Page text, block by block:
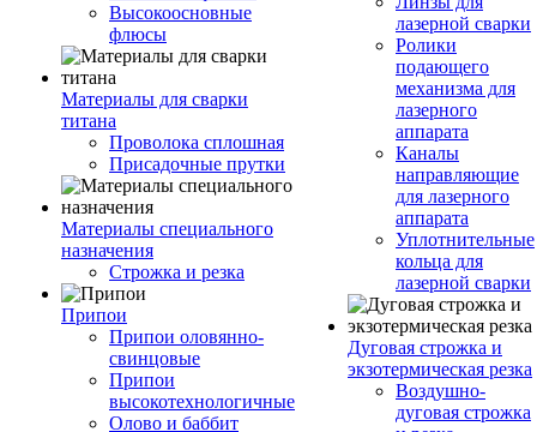
Высокоосновные
флюсы
Материалы для сварки
титана
Проволока сплошная
Присадочные прутки
Материалы специального
назначения
Строжка и резка
Припои
Припои оловянно-
свинцовые
Припои
высокотехнологичные
Олово и баббит
лазерной сварки
Ролики
подающего
механизма для
лазерного
аппарата
Каналы
направляющие
для лазерного
аппарата
Уплотнительные
кольца для
лазерной сварки
Дуговая строжка и
экзотермическая резка
Воздушно-
дуговая строжка